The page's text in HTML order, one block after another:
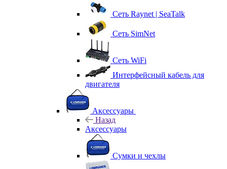
Сеть Raynet | SeaTalk
Сеть SimNet
Сеть WiFi
Интерфейсный кабель для
двигателя
Аксессуары
Назад
Аксессуары
Сумки и чехлы